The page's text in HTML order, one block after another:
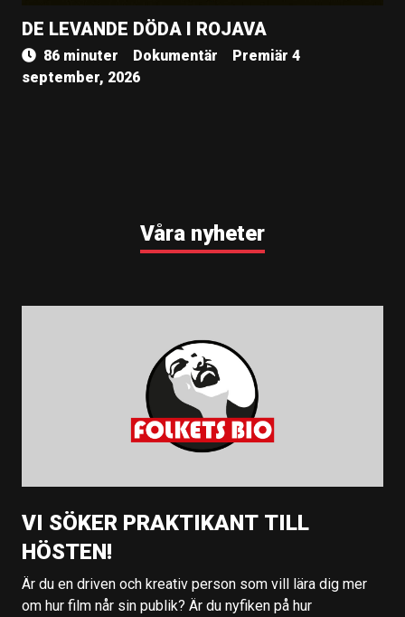
DE LEVANDE DÖDA I ROJAVA
86 minuter Dokumentär
Premiär 4
september, 2026
Våra nyheter
VI SÖKER PRAKTIKANT TILL
HÖSTEN!
Är du en driven och kreativ person som vill lära dig mer
om hur film når sin publik? Är du nyfiken på hur